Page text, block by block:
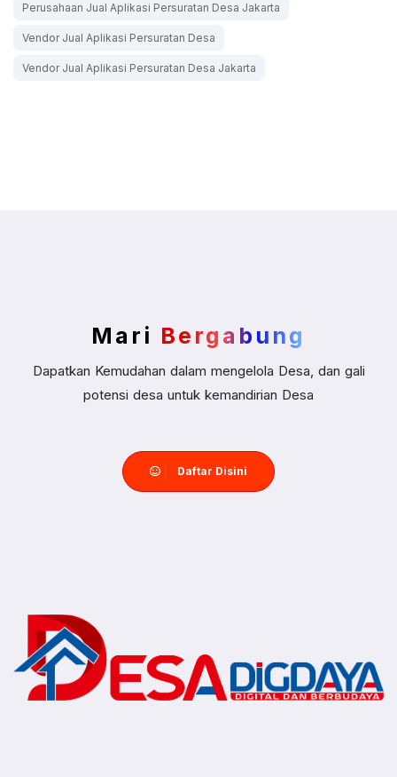
Perusahaan Jual Aplikasi Persuratan Desa Jakarta
Vendor Jual Aplikasi Persuratan Desa
Vendor Jual Aplikasi Persuratan Desa Jakarta
Mari Bergabung
Dapatkan Kemudahan dalam mengelola Desa, dan gali
potensi desa untuk kemandirian Desa
Daftar Disini